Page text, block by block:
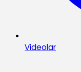
Videolar